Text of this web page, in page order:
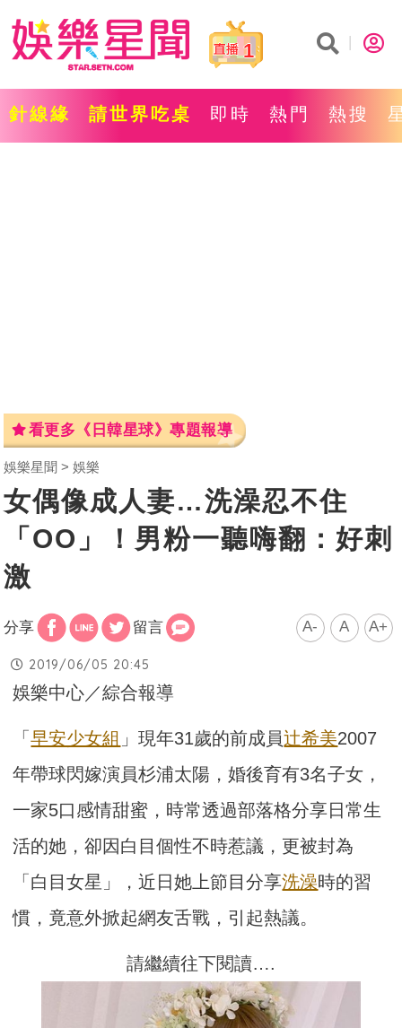
1
針線緣 請世界吃桌 即時 熱門 熱搜
看更多《日韓星球》專題報導
娛樂星聞 娛樂
女偶像成人妻…洗澡忍不住
「OO」！男粉一聽嗨翻：好刺
激
分享 留言 A- A A+
2019/06/05 20:45
娛樂中心／綜合報導
「早安少女組 」現年31歲的前成員辻希美2007
年帶球閃嫁演員杉浦太陽，婚後育有3名子女，
一家5口感情甜蜜，時常透過部落格分享日常生
活的她，卻因白目個性不時惹議，更被封為
「白目女星」，近日她上節目分享洗澡時的習
慣，竟意外掀起網友舌戰，引起熱議。
請繼續往下閱讀….